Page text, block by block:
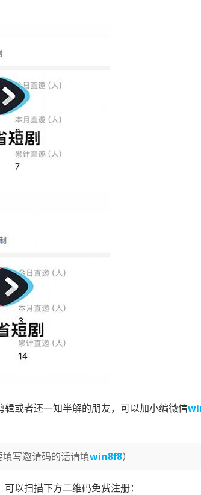
或者还一知半解的朋友，可以加小编微信
填写邀请码的话请填win8f8）
以扫描下方二维码免费注册：